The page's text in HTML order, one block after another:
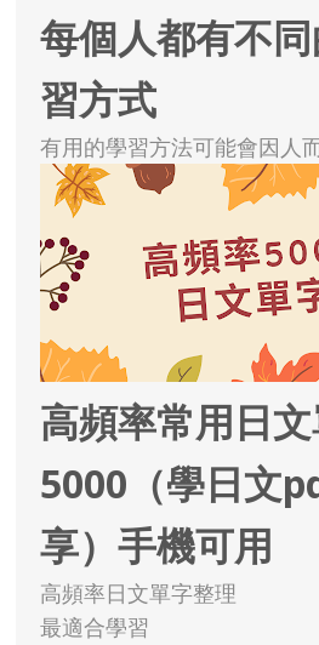
每個人都有不
習方式
有用的學習方法可能會因人
高頻率常用日
5000（學日文
享）手機可用
高頻率日文單字整理
最適合學習